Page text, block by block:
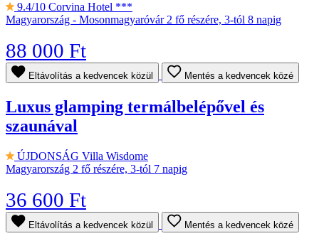
9.4/10 Corvina Hotel ***
Magyarország - Mosonmagyaróvár 2 fő részére, 3-tól 8 napig
88 000 Ft
Eltávolítás a kedvencek közül Mentés a kedvencek közé
Luxus glamping termálbelépővel és
szaunával
ÚJDONSÁG Villa Wisdome
Magyarország 2 fő részére, 3-tól 7 napig
36 600 Ft
Eltávolítás a kedvencek közül Mentés a kedvencek közé